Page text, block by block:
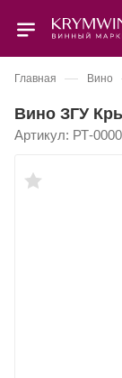
Главная — Вино
Вино ЗГУ
Артикул: РТ-